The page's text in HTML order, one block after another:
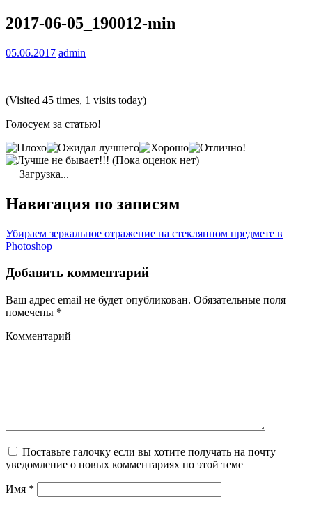
2017-06-05_190012-min
05.06.2017 admin
(Visited 45 times, 1 visits today)
Голосуем за статью!
(Пока оценок нет)
Загрузка...
Навигация по записям
Убираем зеркальное отражение на стеклянном предмете в
Photoshop
Добавить комментарий
Ваш адрес email не будет опубликован. Обязательные поля
помечены *
Комментарий
Поставьте галочку если вы хотите получать на почту
уведомление о новых комментариях по этой теме
Имя *